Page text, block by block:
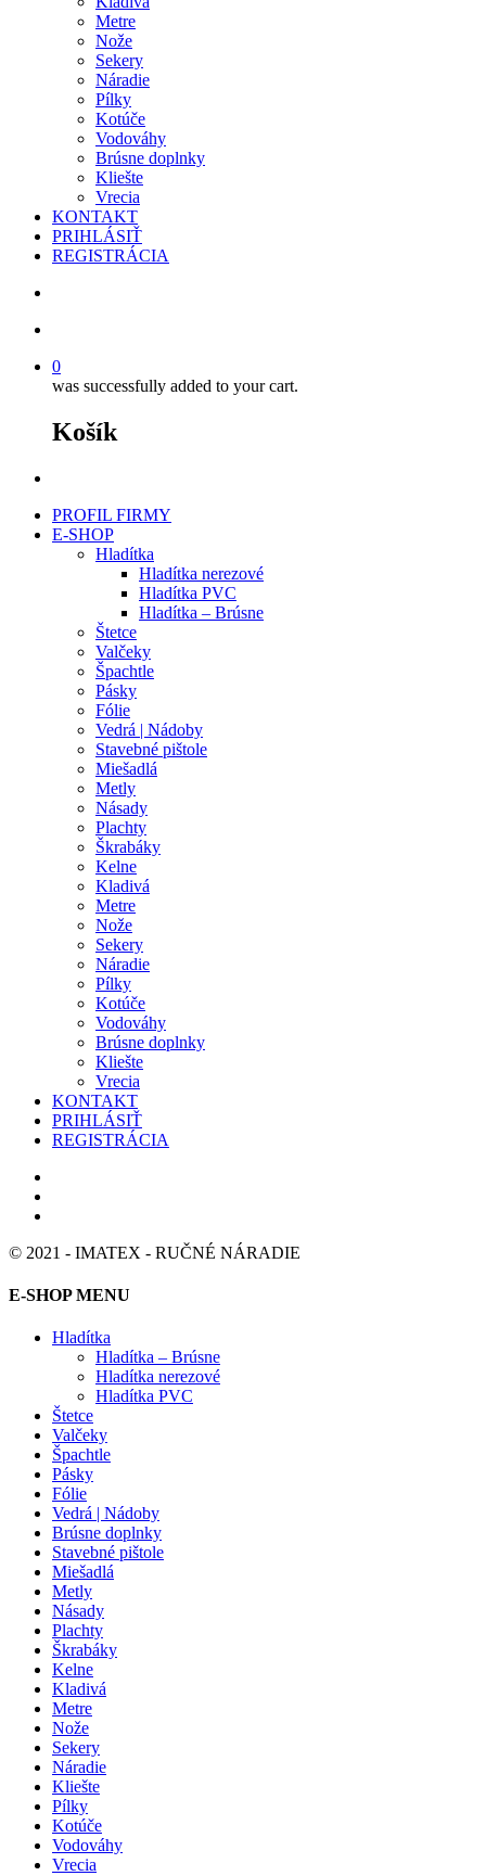
Metre
Nože
Sekery
Náradie
Pílky
Kotúče
Vodováhy
Brúsne doplnky
Kliešte
Vrecia
KONTAKT
PRIHLÁSIŤ
REGISTRÁCIA
0
was successfully added to your cart.
Košík
PROFIL FIRMY
E-SHOP
Hladítka
Hladítka nerezové
Hladítka PVC
Hladítka – Brúsne
Štetce
Valčeky
Špachtle
Pásky
Fólie
Vedrá | Nádoby
Stavebné pištole
Miešadlá
Metly
Násady
Plachty
Škrabáky
Kelne
Kladivá
Metre
Nože
Sekery
Náradie
Pílky
Kotúče
Vodováhy
Brúsne doplnky
Kliešte
Vrecia
KONTAKT
PRIHLÁSIŤ
REGISTRÁCIA
© 2021 - IMATEX - RUČNÉ NÁRADIE
E-SHOP MENU
Hladítka
Hladítka – Brúsne
Hladítka nerezové
Hladítka PVC
Štetce
Valčeky
Špachtle
Pásky
Fólie
Vedrá | Nádoby
Brúsne doplnky
Stavebné pištole
Miešadlá
Metly
Násady
Plachty
Škrabáky
Kelne
Kladivá
Metre
Nože
Sekery
Náradie
Kliešte
Pílky
Kotúče
Vodováhy
Vrecia